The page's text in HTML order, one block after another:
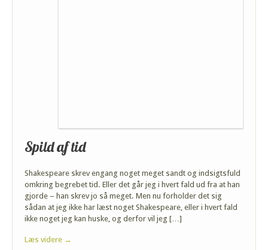
Spild af tid
Shakespeare skrev engang noget meget sandt og indsigtsfuld
omkring begrebet tid. Eller det går jeg i hvert fald ud fra at han
gjorde – han skrev jo så meget. Men nu forholder det sig
sådan at jeg ikke har læst noget Shakespeare, eller i hvert fald
ikke noget jeg kan huske, og derfor vil jeg […]
Læs videre →